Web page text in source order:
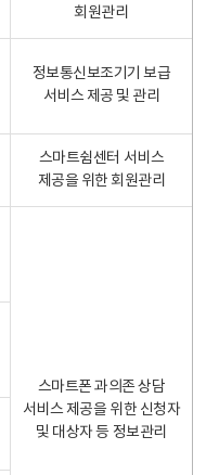
회원관리
정보통신보조기기 보급
서비스 제공 및 관리
스마트쉼센터 서비스
제공을 위한 회원관리
스마트폰 과의존 상담
서비스 제공을 위한 신청자
및 대상자 등 정보관리